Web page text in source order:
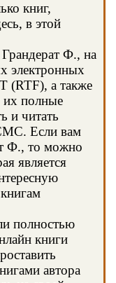
книг,
в этой
Ф., на
электронных
(RTF), а также
полные
и читать
Если вам
Ф., то можно
является
полностью
книги
автора